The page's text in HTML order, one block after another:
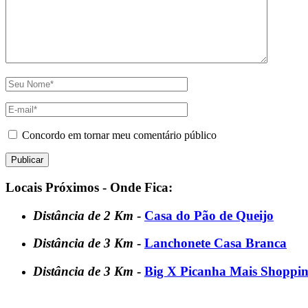
Concordo em tornar meu comentário público
Locais Próximos - Onde Fica:
Distância de 2 Km - Casa do Pão de Queijo
Distância de 3 Km - Lanchonete Casa Branca
Distância de 3 Km - Big X Picanha Mais